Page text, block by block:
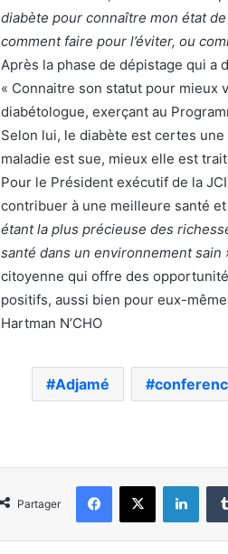
diabète pour connaître mon état
comment faire pour l’éviter, ou
Après la phase de dépistage qui a
« Connaitre son statut pour mieux
diabétologue, exerçant au
Selon lui, le diabète est certes une
maladie est sue, mieux elle est
Pour le Président exécutif de la
contribuer à une meilleure santé
étant la plus précieuse des
santé dans un environnement sain
citoyenne qui offre des
positifs, aussi bien pour eux-
Hartman N’CHO
Adjamé
Partager
Facebook
X